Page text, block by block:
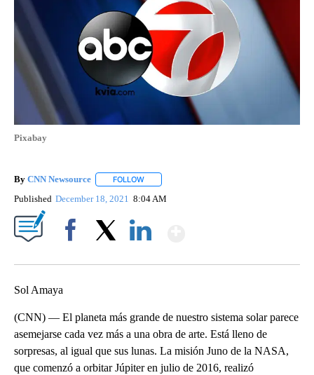
Pixabay
By CNN Newsource FOLLOW
Published December 18, 2021 8:04 AM
Sol Amaya
(CNN) — El planeta más grande de nuestro sistema solar parece
asemejarse cada vez más a una obra de arte. Está lleno de
sorpresas, al igual que sus lunas. La misión Juno de la NASA,
que comenzó a orbitar Júpiter en julio de 2016, realizó